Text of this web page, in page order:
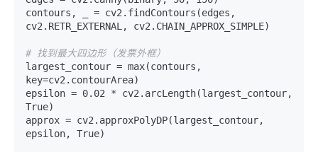
contours, _ = cv2.findContours(edges,
cv2.RETR_EXTERNAL, cv2.CHAIN_APPROX_SIMPLE)
# 找到最大四边形（发票外框）
largest_contour = max(contours,
key=cv2.contourArea)
epsilon = 0.02 * cv2.arcLength(largest_contour,
True)
approx = cv2.approxPolyDP(largest_contour,